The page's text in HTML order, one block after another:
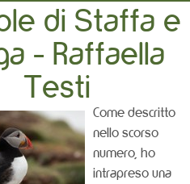
di Staffa e
- Raffaella
Testi
Come descritto
nello scorso
numero, ho
intrapreso una